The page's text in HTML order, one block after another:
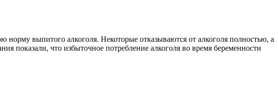
норму выпитого алкоголя. Некоторые отказываются от алкоголя полностью, а
показали, что избыточное потребление алкоголя во время беременности